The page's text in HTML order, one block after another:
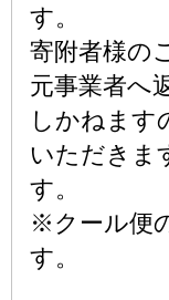
す。
寄附者様の
元事業者へ
しかねます
いただきま
す。
※クール便
す。